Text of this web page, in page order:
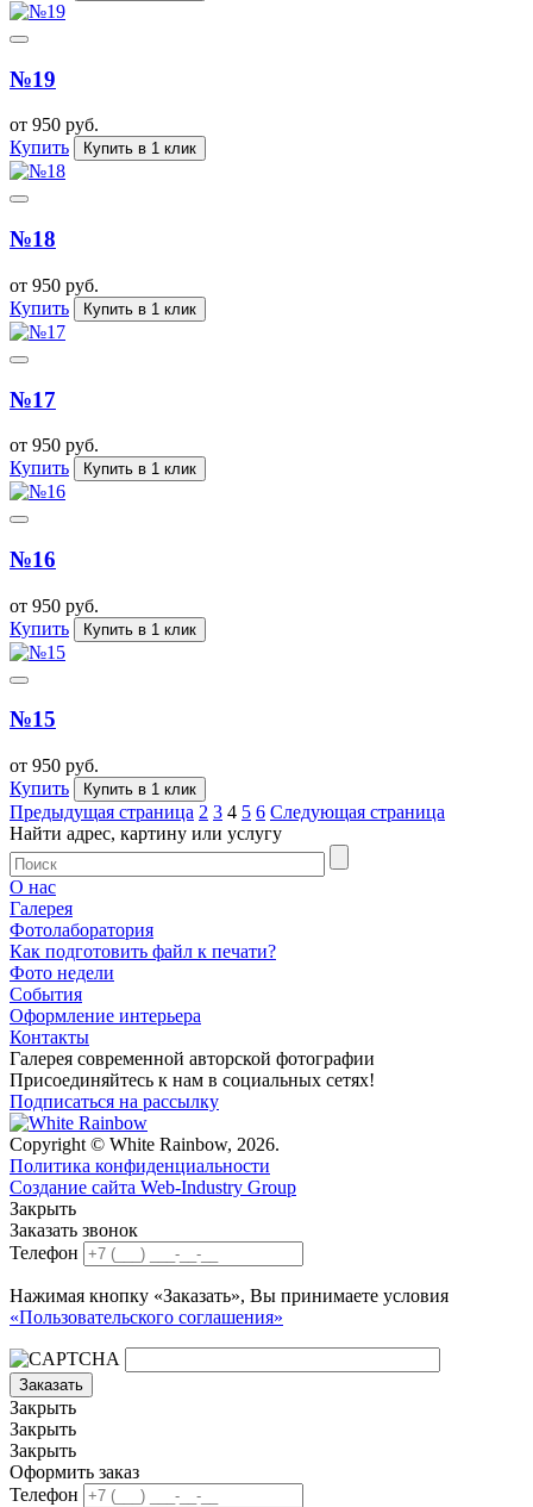
№19
от 950 руб.
Купить
Купить в 1 клик
№18
от 950 руб.
Купить
Купить в 1 клик
№17
от 950 руб.
Купить
Купить в 1 клик
№16
от 950 руб.
Купить
Купить в 1 клик
№15
от 950 руб.
Купить
Купить в 1 клик
Предыдущая страница 2 3 4 5 6 Следующая страница
Найти адрес, картину или услугу
О нас
Галерея
Фотолаборатория
Как подготовить файл к печати?
Фото недели
События
Оформление интерьера
Контакты
Галерея современной авторской фотографии
Присоединяйтесь к нам в социальных сетях!
Подписаться на рассылку
Copyright © White Rainbow, 2026.
Политика конфиденциальности
Создание сайта Web-Industry Group
Закрыть
Заказать звонок
Телефон
Нажимая кнопку «Заказать», Вы принимаете условия
«Пользовательского соглашения»
Заказать
Закрыть
Закрыть
Закрыть
Оформить заказ
Телефон